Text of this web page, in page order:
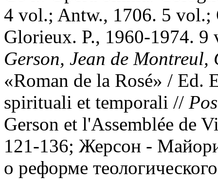
4 vol.; Antw., 1706. 5 vol.;
Glorieux. P., 1960-1974.
Gerson, Jean de
«Roman de la Rosé» / Ed.
spirituali et temporali //
Gerson et l'Assemblée de
121-136; Жерсон -
о реформе